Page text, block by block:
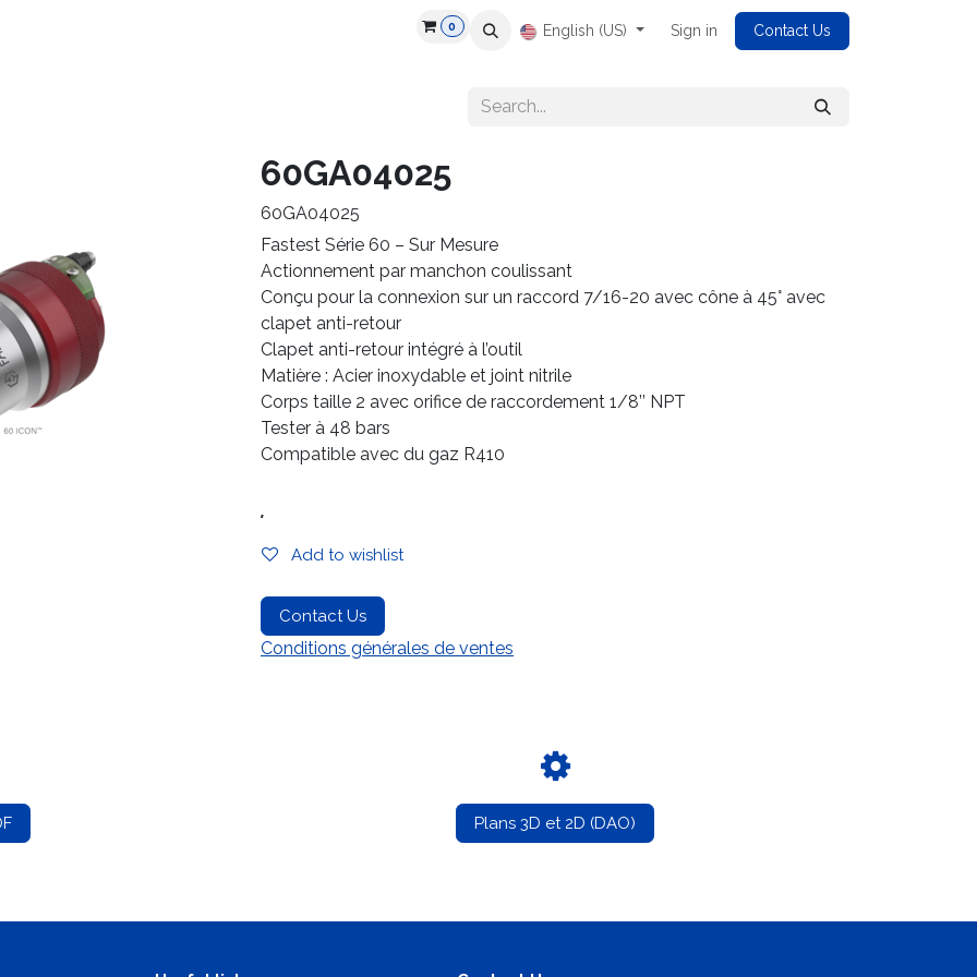
0 English (US) Sign in Contact Us
60GA04025
60GA04025
Fastest Série 60 – Sur Mesure
Actionnement par manchon coulissant
Conçu pour la connexion sur un raccord 7/16-20 avec cône à 45° avec
clapet anti-retour
Clapet anti-retour intégré à l’outil
Matière : Acier inoxydable et joint nitrile
Corps taille 2 avec orifice de raccordement 1/8’’ NPT
Tester à 48 bars
Compatible avec du gaz R410
.
Add to wishlist
Contact Us
Conditions générales de ventes
Plans 3D et 2D (DAO)